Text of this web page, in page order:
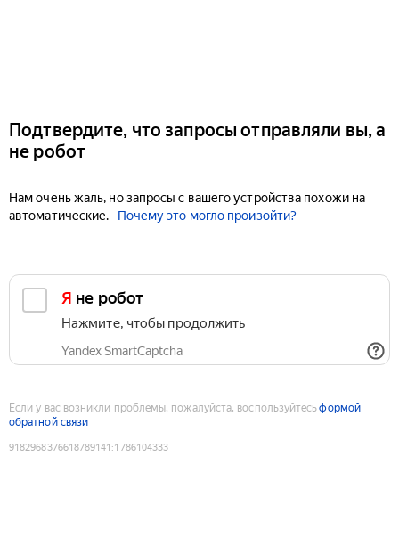
Подтвердите, что запросы отправляли вы, а
не робот
Нам очень жаль, но запросы с вашего устройства похожи на
автоматические.
Почему это могло произойти?
Я не робот
Нажмите, чтобы продолжить
Yandex SmartCaptcha
Если у вас возникли проблемы, пожалуйста, воспользуйтесьформой
обратной связи
9182968376618789141 :1786104333